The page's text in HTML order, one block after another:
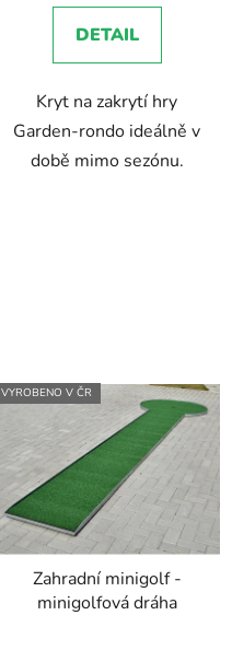
DETAIL
Kryt na zakrytí hry
Garden-rondo ideálně v
době mimo sezónu.
VYROBENO V ČR
Zahradní minigolf -
minigolfová dráha